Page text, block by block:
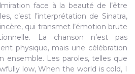
face à la beauté de l’être
c’est l’interprétation de Sinatra,
qui transmet l’émotion brute
La chanson n’est pas
physique, mais une célébration
ensemble. Les paroles, telles que
low, When the world is cold, I